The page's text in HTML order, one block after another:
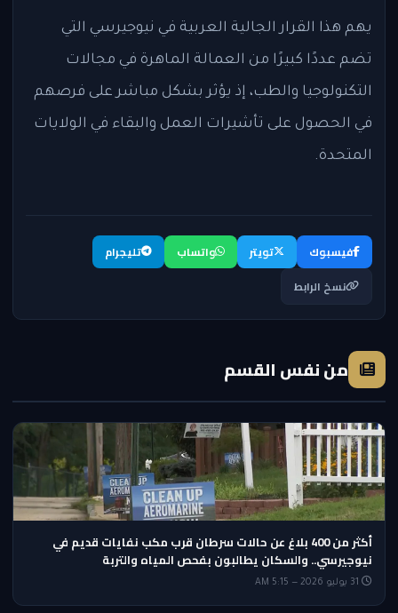
يهم هذا القرار الجالية العربية في نيوجيرسي التي
تضم عددًا كبيرًا من العمالة الماهرة في مجالات
التكنولوجيا والطب، إذ يؤثر بشكل مباشر على فرصهم
في الحصول على تأشيرات العمل والبقاء في الولايات
المتحدة.
فيسبوك تويتر واتساب
تليجرام
نسخ الرابط
من نفس القسم
أكثر من 400 بلاغ عن حالات سرطان قرب مكب نفايات قديم في
نيوجيرسي.. والسكان يطالبون بفحص المياه والتربة